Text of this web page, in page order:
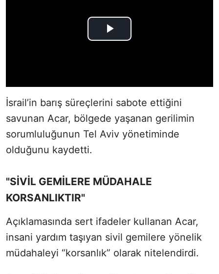
İsrail’in barış süreçlerini sabote ettiğini
savunan Acar, bölgede yaşanan gerilimin
sorumluluğunun Tel Aviv yönetiminde
olduğunu kaydetti.
"SİVİL GEMİLERE MÜDAHALE
KORSANLIKTIR"
Açıklamasında sert ifadeler kullanan Acar,
insani yardım taşıyan sivil gemilere yönelik
müdahaleyi “korsanlık” olarak nitelendirdi.